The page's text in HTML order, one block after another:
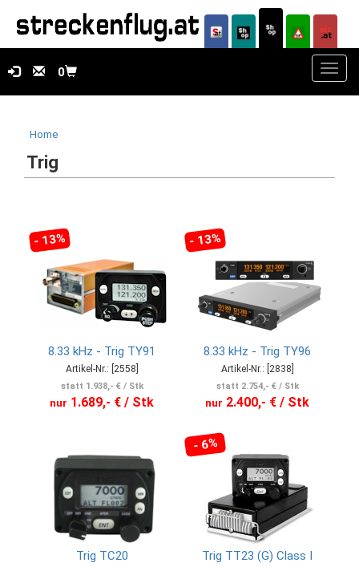
0
Home
Trig
- 13%
8.33 kHz - Trig TY91
Artikel-Nr.: [2558]
statt 1.938,- € / Stk
nur 1.689,- € / Stk
- 13%
8.33 kHz - Trig TY96
Artikel-Nr.: [2838]
statt 2.754,- € / Stk
nur 2.400,- € / Stk
Trig TC20
- 6%
Trig TT23 (G) Class I